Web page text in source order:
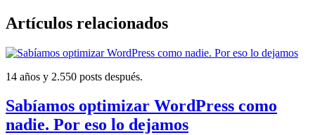
Artículos relacionados
14 años y 2.550 posts después.
Sabíamos optimizar WordPress como
nadie. Por eso lo dejamos